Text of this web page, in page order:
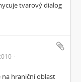
tvarový dialog
na hraniční oblast